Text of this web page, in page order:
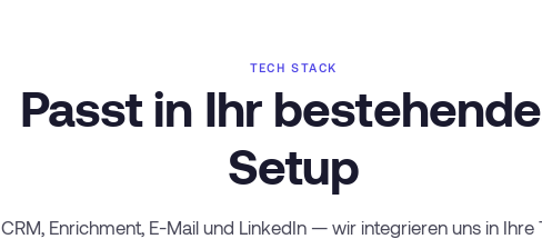
TECH STACK
Passt in Ihr
Setup
CRM, Enrichment, E-Mail und LinkedIn — wir integrieren uns in Ihre